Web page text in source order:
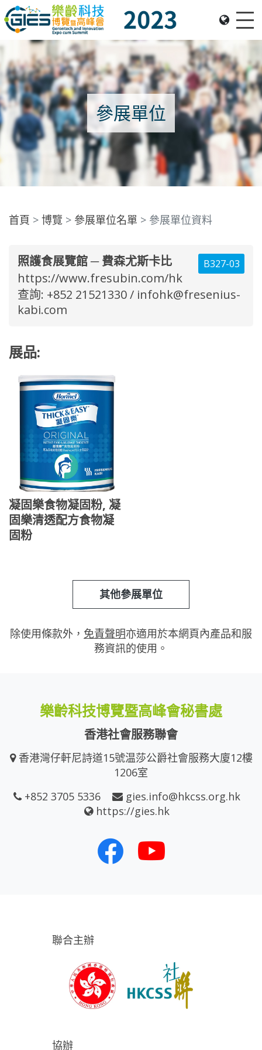
Date: Expo: 23-26 Nov 2023, Venue: Hall 1A-C, HKCEC
參展單位
首頁 博覽 參展單位名單 參展單位資料
B327-03
照護食展覽館 ─ 費森尤斯卡比
https://www.fresubin.com/hk
查詢: +852 21521330 / infohk@fresenius-
kabi.com
展品:
凝固樂食物凝固粉, 凝
固樂清透配方食物凝
固粉
其他參展單位
除使用條款外， 免責聲明亦適用於本網頁內產品和服
務資訊的使用。
樂齡科技博覽暨高峰會秘書處
香港社會服務聯會
香港灣仔軒尼詩道15號温莎公爵社會服務大廈12樓
1206室
+852 3705 5336
gies.info@hkcss.org.hk
https://gies.hk
聯合主辦
協辦